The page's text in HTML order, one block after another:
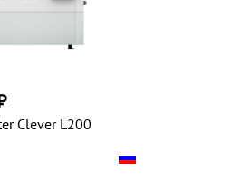
Clever L200